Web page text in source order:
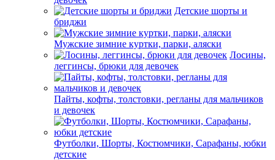
Детские шорты и
бриджи
Мужские зимние куртки, парки, аляски
Лосины,
леггинсы, брюки для девочек
Пайты, кофты, толстовки, регланы для мальчиков
и девочек
Футболки, Шорты, Костюмчики, Сарафаны, юбки
детские